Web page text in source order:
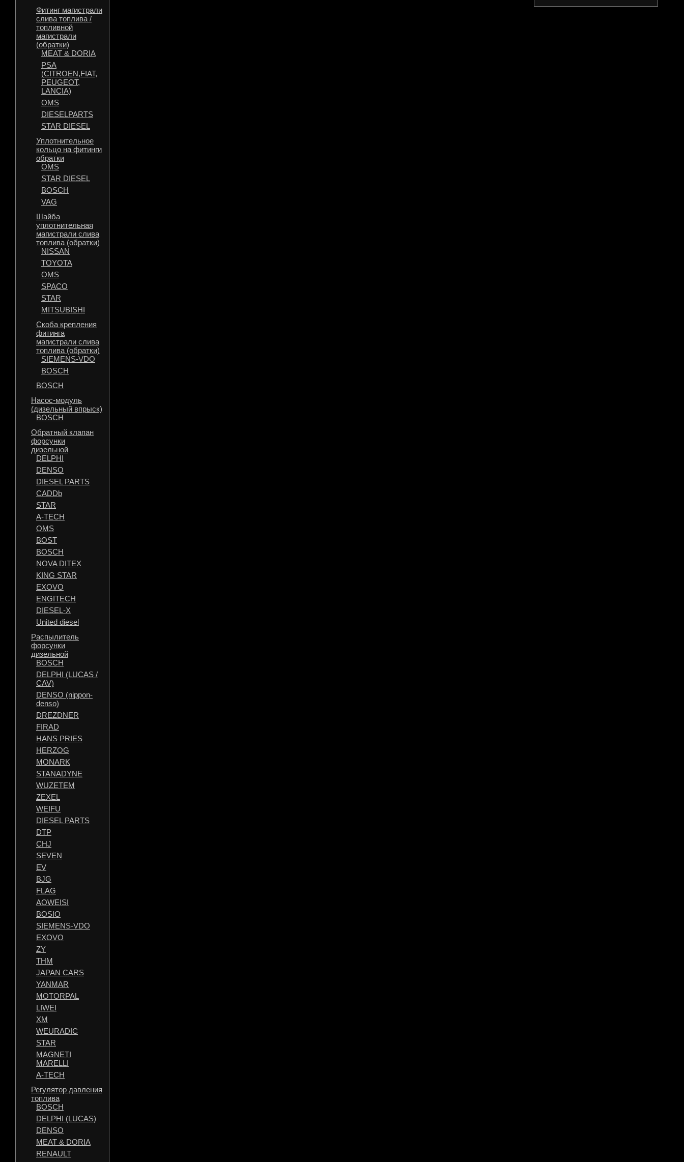
Фитинг магистрали
слива топлива /
топливной
магистрали
(обратки)
MEAT & DORIA
PSA
(CITROEN,FIAT,
PEUGEOT,
LANCIA)
OMS
DIESELPARTS
STAR DIESEL
Уплотнительное
кольцо на фитинги
обратки
OMS
STAR DIESEL
BOSCH
VAG
Шайба
уплотнительная
магистрали слива
топлива (обратки)
NISSAN
TOYOTA
OMS
SPACO
STAR
MITSUBISHI
Скоба крепления
фитинга
магистрали слива
топлива (обратки)
SIEMENS-VDO
BOSCH
BOSCH
Насос-модуль
(дизельный впрыск)
BOSCH
Обратный клапан
форсунки
дизельной
DELPHI
DENSO
DIESEL PARTS
CADDb
STAR
A-TECH
OMS
BOST
BOSCH
NOVA DITEX
KING STAR
EXOVO
ENGITECH
DIESEL-X
United diesel
Распылитель
форсунки
дизельной
BOSCH
DELPHI (LUCAS /
CAV)
DENSO (nippon-
denso)
DREZDNER
FIRAD
HANS PRIES
HERZOG
MONARK
STANADYNE
WUZETEM
ZEXEL
WEIFU
DIESEL PARTS
DTP
CHJ
SEVEN
EV
BJG
FLAG
AOWEISI
BOSIO
SIEMENS-VDO
EXOVO
ZY
THM
JAPAN CARS
YANMAR
MOTORPAL
LIWEI
XM
WEURADIC
STAR
MAGNETI
MARELLI
A-TECH
Регулятор давления
топлива
BOSCH
DELPHI (LUCAS)
DENSO
MEAT & DORIA
RENAULT